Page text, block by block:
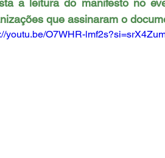
a leitura do manifesto no
que assinaram o
youtu.be/O7WHR-